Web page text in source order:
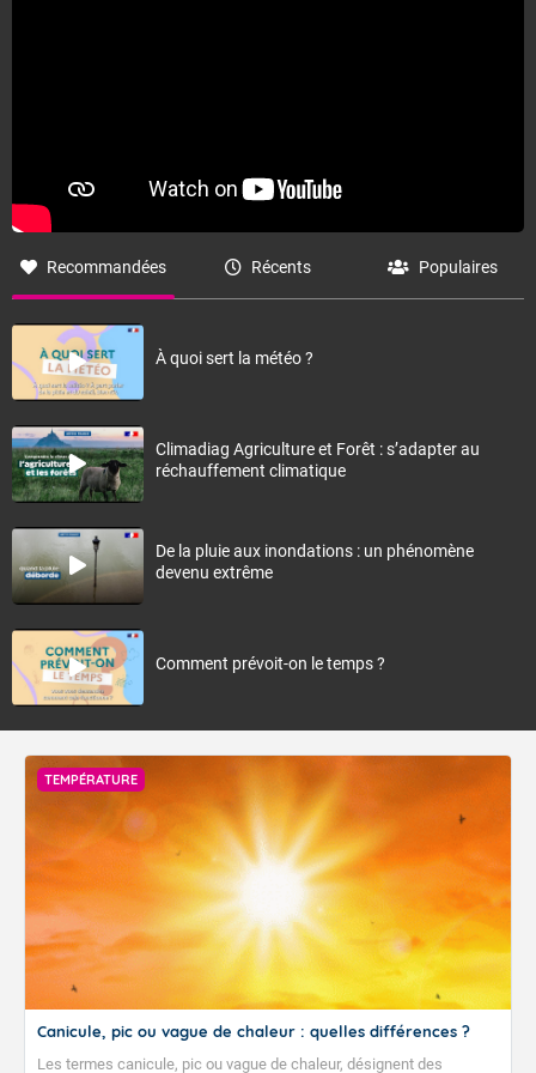
Recommandées Récents Populaires
À quoi sert la météo ?
Climadiag Agriculture et Forêt : s’adapter au
réchauffement climatique
De la pluie aux inondations : un phénomène
devenu extrême
Comment prévoit-on le temps ?
TEMPÉRATURE
Canicule, pic ou vague de chaleur : quelles différences ?
Les termes canicule, pic ou vague de chaleur, désignent des